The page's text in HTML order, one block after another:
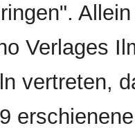
Verlages
vertreten,